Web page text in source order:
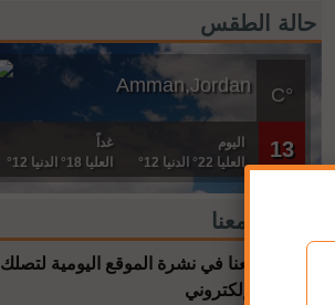
حالة الطقس
°C
Amman,Jordan
13
اليوم
العليا 22° الدنيا 12°
غداً
العليا 18° الدنيا 12°
إشترك معنا
إشترك معنا في نشرة الموقع اليومية لتصلك
لبريدك الإلكتروني